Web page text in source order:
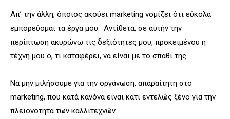
Απ’ την άλλη, όποιος ακούει marketing νομίζει ότι εύκολα
εμπορεύομαι τα έργα μου. Αντίθετα, σε αυτήν την
περίπτωση ακυρώνω τις δεξιότητες μου, προκειμένου η
τέχνη μου ό, τι καταφέρει, να είναι με το σπαθί της.
Να μην μιλήσουμε για την οργάνωση, απαραίτητη στο
marketing, που κατά κανόνα είναι κάτι εντελώς ξένο για την
πλειονότητα των καλλιτεχνών.